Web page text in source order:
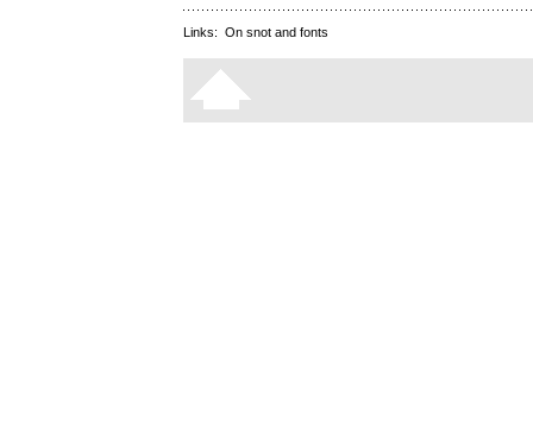
Links: On snot and fonts